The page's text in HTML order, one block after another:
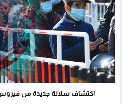
اكتشاف سلالة جديدة من فيروس